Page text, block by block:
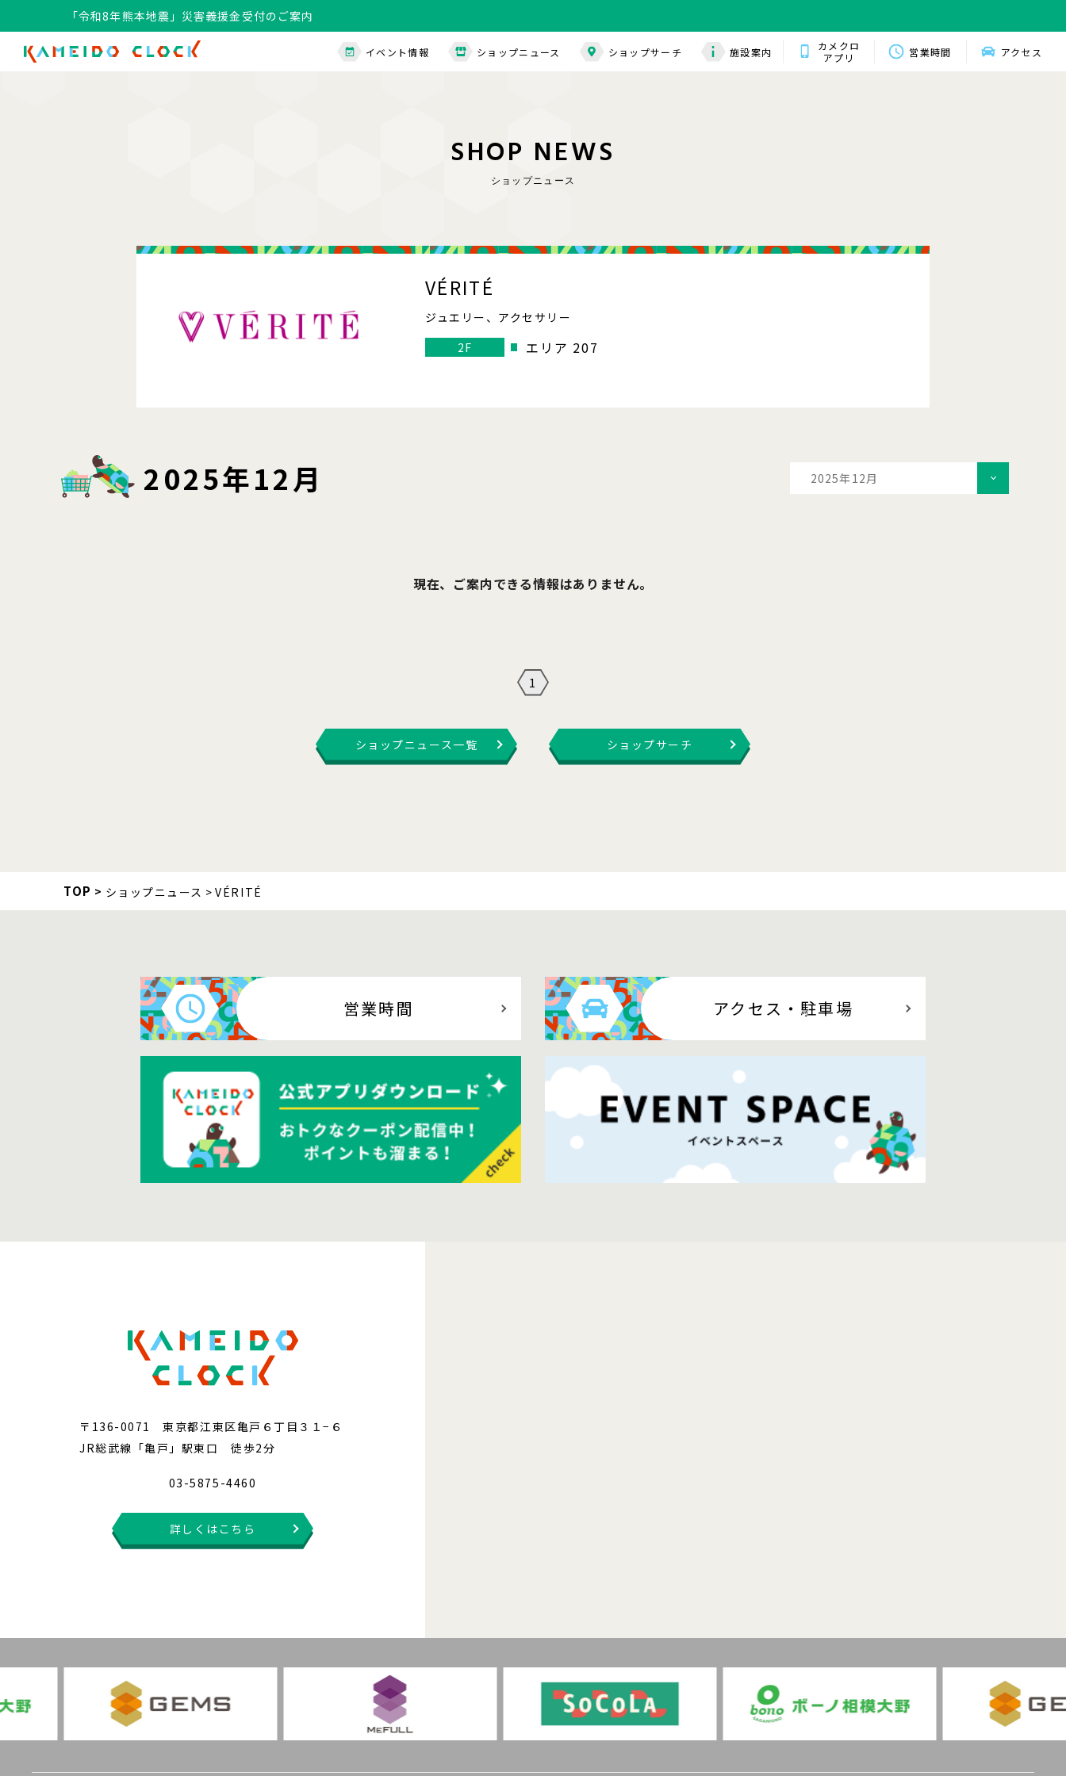
「令和8年熊本地震」災害義援金受付のご案内
「令和8年熊本地震」災害義援金受付のご案内
イベント情報 ショップニュース ショップサーチ 施設案内
カメクロ
アプリ
営業時間 アクセス
SHOP NEWS
ショップニュース
VÉRITÉ
ジュエリー、アクセサリー
2F
エリア 207
2025年12月
2025年12月
現在、ご案内できる情報はありません。
1
ショップニュース一覧 ショップサーチ
TOP ショップニュース VÉRITÉ
営業時間 アクセス ・駐車場
〒136-0071 東京都江東区亀戸６丁目３１−６
JR総武線「亀戸」駅東口 徒歩2分
03-5875-4460
詳しくはこちら